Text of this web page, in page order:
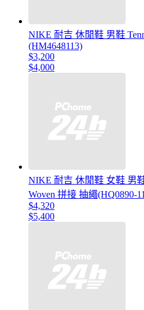
NIKE 耐吉 休閒鞋 男鞋
(HM4648113)
$3,200
$4,000
NIKE 耐吉 休閒鞋 女鞋 男
Woven 拼接 抽繩(HQ0890-
$4,320
$5,400